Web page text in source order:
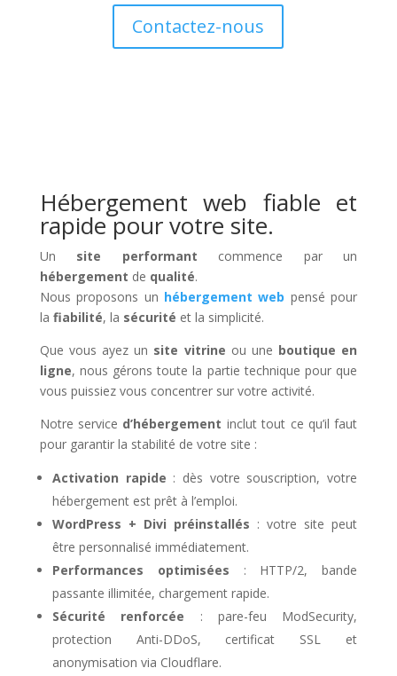
Contactez-nous
Hébergement web fiable et
rapide pour votre site.
Un site performant commence par un
hébergement de qualité.
Nous proposons un hébergement web pensé pour
la fiabilité, la sécurité et la simplicité.
Que vous ayez un site vitrine ou une boutique en
ligne, nous gérons toute la partie technique pour que
vous puissiez vous concentrer sur votre activité.
Notre service d’hébergement inclut tout ce qu’il faut
pour garantir la stabilité de votre site :
Activation rapide : dès votre souscription, votre
hébergement est prêt à l’emploi.
WordPress + Divi préinstallés : votre site peut
être personnalisé immédiatement.
Performances optimisées : HTTP/2, bande
passante illimitée, chargement rapide.
Sécurité renforcée : pare-feu ModSecurity,
protection Anti-DDoS, certificat SSL et
anonymisation via Cloudflare.